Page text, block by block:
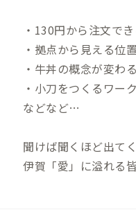
・130円から注文で
・拠点から見える位
・牛丼の概念が変わ
・小刀をつくるワー
などなど…
聞けば聞くほど出て
伊賀「愛」に溢れる